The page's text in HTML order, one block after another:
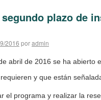
plazo de
2016 poradmin
abril de 2016 se ha abierto
y que están
el programa y realizar la